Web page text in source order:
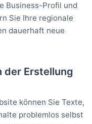
Business-Profil und
Sie Ihre regionale
dauerhaft neue
der Erstellung
können Sie Texte,
problemlos selbst